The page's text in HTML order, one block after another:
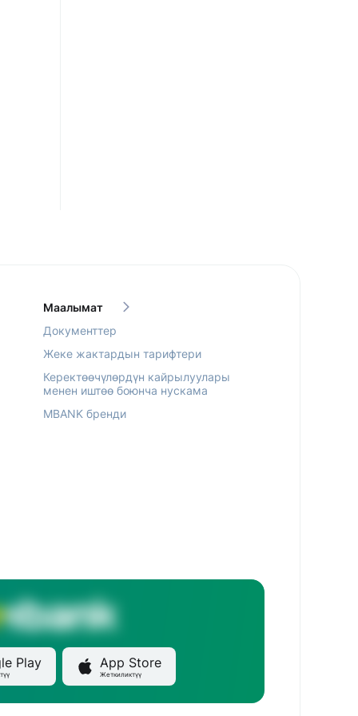
Маалымат
Документтер
Жеке жактардын тарифтери
Керектөөчүлөрдүн кайрылуулары
менен иштөө боюнча нускама
MBANK бренди
Play App Store
Жеткиликтүү